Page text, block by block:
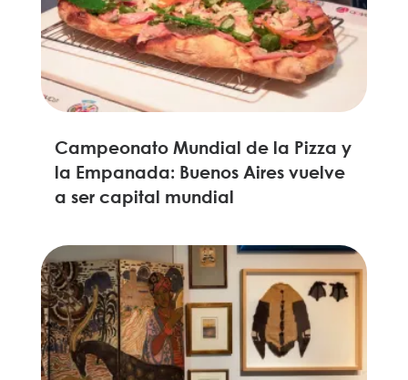
Campeonato Mundial de la Pizza y
la Empanada: Buenos Aires vuelve
a ser capital mundial